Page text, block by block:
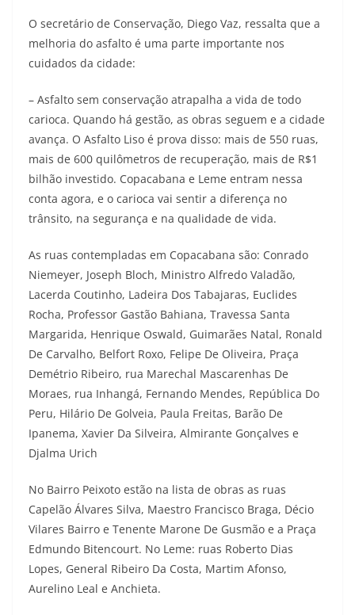
O secretário de Conservação, Diego Vaz, ressalta que a
melhoria do asfalto é uma parte importante nos
cuidados da cidade:
– Asfalto sem conservação atrapalha a vida de todo
carioca. Quando há gestão, as obras seguem e a cidade
avança. O Asfalto Liso é prova disso: mais de 550 ruas,
mais de 600 quilômetros de recuperação, mais de R$1
bilhão investido. Copacabana e Leme entram nessa
conta agora, e o carioca vai sentir a diferença no
trânsito, na segurança e na qualidade de vida.
As ruas contempladas em Copacabana são: Conrado
Niemeyer, Joseph Bloch, Ministro Alfredo Valadão,
Lacerda Coutinho, Ladeira Dos Tabajaras, Euclides
Rocha, Professor Gastão Bahiana, Travessa Santa
Margarida, Henrique Oswald, Guimarães Natal, Ronald
De Carvalho, Belfort Roxo, Felipe De Oliveira, Praça
Demétrio Ribeiro, rua Marechal Mascarenhas De
Moraes, rua Inhangá, Fernando Mendes, República Do
Peru, Hilário De Golveia, Paula Freitas, Barão De
Ipanema, Xavier Da Silveira, Almirante Gonçalves e
Djalma Urich
No Bairro Peixoto estão na lista de obras as ruas
Capelão Álvares Silva, Maestro Francisco Braga, Décio
Vilares Bairro e Tenente Marone De Gusmão e a Praça
Edmundo Bitencourt. No Leme: ruas Roberto Dias
Lopes, General Ribeiro Da Costa, Martim Afonso,
Aurelino Leal e Anchieta.